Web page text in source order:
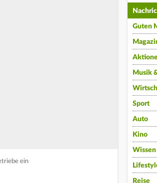
ein
Guten
Musik
Sport
Auto
Kino
Wissen
Reise